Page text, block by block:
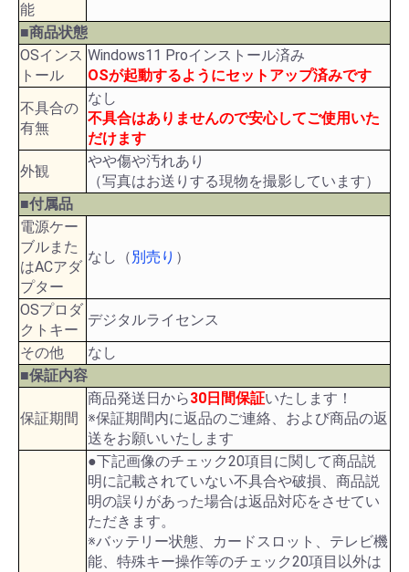
能
■商品状態
OSインス
トール
Windows11 Proインストール済み
OSが起動するようにセットアップ済みです
不具合の
有無
なし
不具合はありませんので安心してご使用いた
だけます
外観
やや傷や汚れあり
（写真はお送りする現物を撮影しています）
■付属品
電源ケー
ブルまた
はACアダ
プター
なし（ 別売り ）
OSプロダ
クトキー
デジタルライセンス
その他
なし
■保証内容
保証期間
商品発送日から30日間保証いたします！
※保証期間内に返品のご連絡、および商品の返
送をお願いいたします
●下記画像のチェック20項目に関して商品説
明に記載されていない不具合や破損、商品説
明の誤りがあった場合は返品対応をさせてい
ただきます。
※バッテリー状態、カードスロット、テレビ機
能、特殊キー操作等のチェック20項目以外は